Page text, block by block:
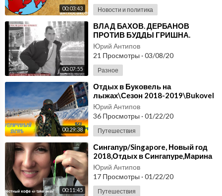
00:03:43 Новости и политика
00:07:55
⁣ВЛАД БАХОВ. ДЕРБАНОВ
ПРОТИВ БУДДЫ ГРИШНА.
ЧИСТО СЕРДЕЧНОЕ ПРИЗНАНИЕ
ДЕРБАНОВА.
Юрий Антипов
21 Просмотры · 03/08/20
Разное
00:29:38
⁣Отдых в Буковель на
лыжах\Сезон 2018-2019\Bukovel
Юрий Антипов
36 Просмотры · 01/22/20
Путешествия
00:11:45
⁣Сингапур/Singapore, Новый год
2018,Отдых в Сингапуре,Марина
Бей/MARINA BAY,GARDENS BY
THE BAY
Юрий Антипов
17 Просмотры · 01/22/20
Путешествия